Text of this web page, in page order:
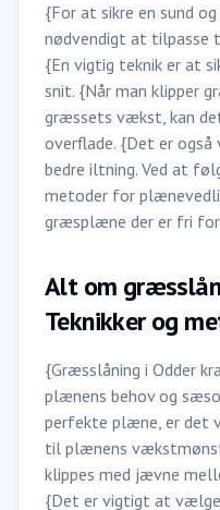
{For at sikre en sund
nødvendigt at tilpasse
{En vigtig teknik er at
snit. {Når man klipper
græssets vækst, kan
overflade. {Det er
bedre iltning. Ved at
metoder for
græsplæne der er fri for
Alt om
Teknikker og
{Græsslåning i Odder
plænens behov og
perfekte plæne, er det
til plænens
klippes med jævne
{Det er vigtigt at